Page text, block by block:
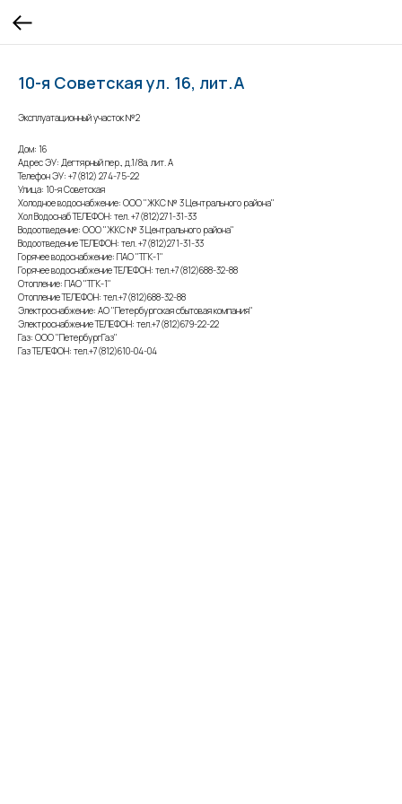
10-я Советская ул. 16, лит.А
Эксплуатационный участок №2
Дом: 16
Адрес ЭУ: Дегтярный пер., д.1/8а, лит. А
Телефон ЭУ: +7(812) 274-75-22
Улица: 10-я Советская
Холодное водоснабжение: ООО "ЖКС № 3 Центрального района"
Хол Водоснаб ТЕЛЕФОН: тел. +7(812)271-31-33
Водоотведение: ООО "ЖКС № 3 Центрального района"
Водоотведение ТЕЛЕФОН: тел. +7(812)271-31-33
Горячее водоснабжение: ПАО "ТГК-1"
Горячее водоснабжение ТЕЛЕФОН: тел.+7(812)688-32-88
Отопление: ПАО "ТГК-1"
Отопление ТЕЛЕФОН: тел.+7(812)688-32-88
Электроснабжение: АО "Петербургская сбытовая компания"
Электроснабжение ТЕЛЕФОН: тел.+7(812)679-22-22
Газ: ООО "ПетербургГаз"
Газ ТЕЛЕФОН: тел.+7(812)610-04-04